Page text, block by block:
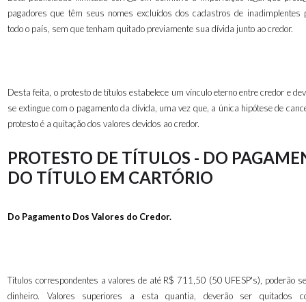
pagadores que têm seus nomes excluídos dos cadastros de inadimplentes
todo o país, sem que tenham quitado previamente sua dívida junto ao credor.
Desta feita, o protesto de títulos estabelece um vínculo eterno entre credor e
se extingue com o pagamento da dívida, uma vez que, a única hipótese de
protesto é a quitação dos valores devidos ao credor.
PROTESTO DE TÍTULOS - DO
DO TÍTULO EM CARTÓRIO
Do Pagamento Dos Valores do Credor.
Títulos correspondentes a valores de até R$ 711,50 (50 UFESP's), poderão
dinheiro. Valores superiores a esta quantia, deverão ser quitados